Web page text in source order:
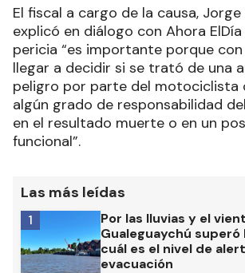
El fiscal a cargo de la causa,
explicó en diálogo con Ahora
pericia “es importante porque
llegar a decidir si se trató de una
peligro por parte del motociclista
algún grado de responsabilidad
en el resultado muerte o en un
funcional”.
Las más leídas
Por las lluvias y el
Gualeguaychú
cuál es el nivel de
evacuación
1